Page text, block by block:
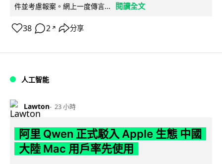
件並考慮報案。網上一度傳言... 閱讀全文
38 2 ↗ 分享
人工智能
Lawton 23 小時
阿里 Qwen 正式駁入 Apple 生態 中國
大陸 Mac 用戶率先使用